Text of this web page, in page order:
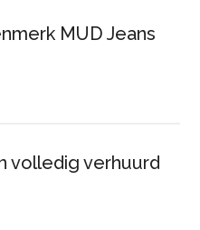
MUD Jeans
volledig verhuurd